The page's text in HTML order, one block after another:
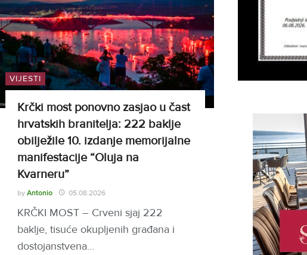
VIJESTI
Krčki most ponovno zasjao u čast
hrvatskih branitelja: 222 baklje
obilježile 10. izdanje memorijalne
manifestacije “Oluja na
Kvarneru”
by Antonio 05.08.2026
KRČKI MOST – Crveni sjaj 222
baklje, tisuće okupljenih građana i
dostojanstvena…